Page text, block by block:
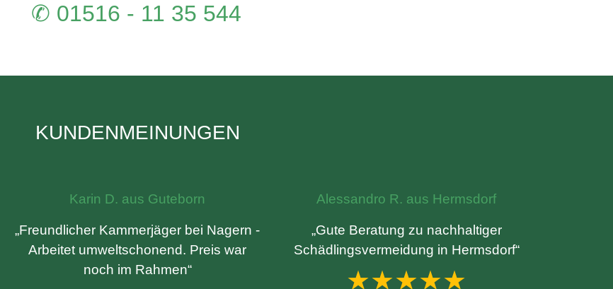
✆ 01516 - 11 35 544
KUNDENMEINUNGEN
Karin D. aus Guteborn
„Freundlicher Kammerjäger bei Nagern -
Arbeitet umweltschonend. Preis war
noch im Rahmen“
Alessandro R. aus Hermsdorf
„Gute Beratung zu nachhaltiger
Schädlingsvermeidung in Hermsdorf“
★★★★★